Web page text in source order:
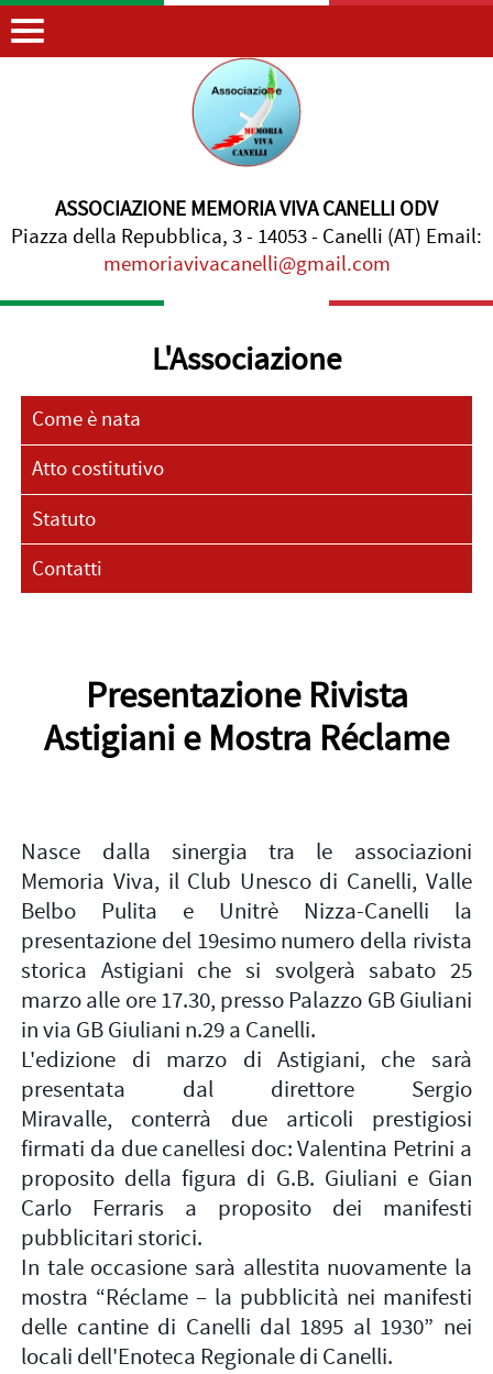
ASSOCIAZIONE MEMORIA VIVA CANELLI ODV
Piazza della Repubblica, 3 - 14053 - Canelli (AT) Email:
memoriavivacanelli@gmail.com
L'Associazione
Come è nata
Atto costitutivo
Statuto
Contatti
Presentazione Rivista
Astigiani e Mostra Réclame
Nasce dalla sinergia tra le associazioni
Memoria Viva, il Club Unesco di Canelli, Valle
Belbo Pulita e Unitrè Nizza-Canelli la
presentazione del 19esimo numero della rivista
storica Astigiani che si svolgerà sabato 25
marzo alle ore 17.30, presso Palazzo GB Giuliani
in via GB Giuliani n.29 a Canelli.
L'edizione di marzo di Astigiani, che sarà
presentata dal direttore Sergio
Miravalle, conterrà due articoli prestigiosi
firmati da due canellesi doc: Valentina Petrini a
proposito della figura di G.B. Giuliani e Gian
Carlo Ferraris a proposito dei manifesti
pubblicitari storici.
In tale occasione sarà allestita nuovamente la
mostra “Réclame – la pubblicità nei manifesti
delle cantine di Canelli dal 1895 al 1930” nei
locali dell'Enoteca Regionale di Canelli.